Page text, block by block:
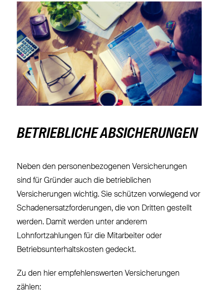
BETRIEBLICHE ABSICHERUNGEN
Neben den personenbezogenen Versicherungen
sind für Gründer auch die betrieblichen
Versicherungen wichtig. Sie schützen vorwiegend vor
Schadenersatzforderungen, die von Dritten gestellt
werden. Damit werden unter anderem
Lohnfortzahlungen für die Mitarbeiter oder
Betriebsunterhaltskosten gedeckt.
Zu den hier empfehlenswerten Versicherungen
zählen: